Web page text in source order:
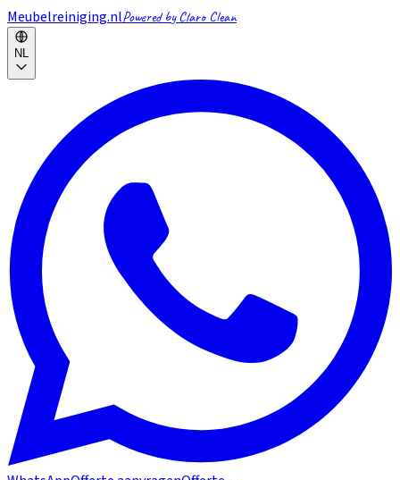
Meubelreiniging.nlPowered by Claro Clean
NL